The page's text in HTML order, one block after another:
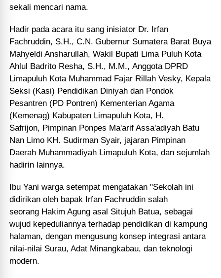
sekali mencari nama.
Hadir pada acara itu sang inisiator Dr. Irfan
Fachruddin, S.H., C.N. Gubernur Sumatera Barat Buya
Mahyeldi Ansharullah, Wakil Bupati Lima Puluh Kota
Ahlul Badrito Resha, S.H., M.M.,Anggota DPRD
Limapuluh Kota Muhammad Fajar Rillah Vesky, Kepala
Seksi (Kasi) Pendidikan Diniyah dan Pondok
Pesantren (PD Pontren) Kementerian Agama
(Kemenag) Kabupaten Limapuluh Kota, H.
Safrijon, Pimpinan Ponpes Ma'arif Assa'adiyah Batu
Nan Limo KH. Sudirman Syair, jajaran Pimpinan
Daerah Muhammadiyah Limapuluh Kota, dan sejumlah
hadirin lainnya.
Ibu Yani warga setempat mengatakan "Sekolah ini
didirikan oleh bapak Irfan Fachruddin salah
seorang Hakim Agung asal Situjuh Batua,sebagai
wujud kepeduliannya terhadap pendidikan di kampung
halaman, dengan mengusung konsep integrasi antara
nilai-nilai Surau, Adat Minangkabau, dan teknologi
modern.